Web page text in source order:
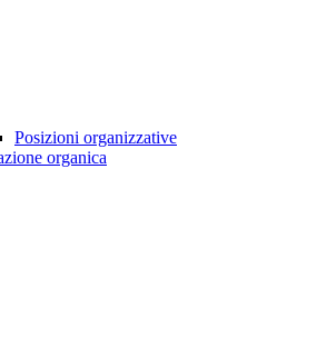
Posizioni organizzative
organica